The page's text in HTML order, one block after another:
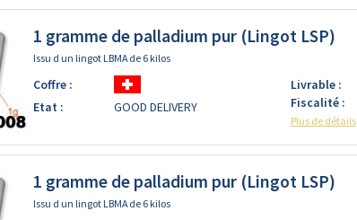
1 gramme de palladium pur (Lingot LSP)
Issu d un lingot LBMA de 6 kilos
Coffre :
Etat :
GOOD DELIVERY
Livrable :
Fiscalité :
Plus de détails
1 gramme de palladium pur (Lingot LSP)
Issu d un lingot LBMA de 6 kilos